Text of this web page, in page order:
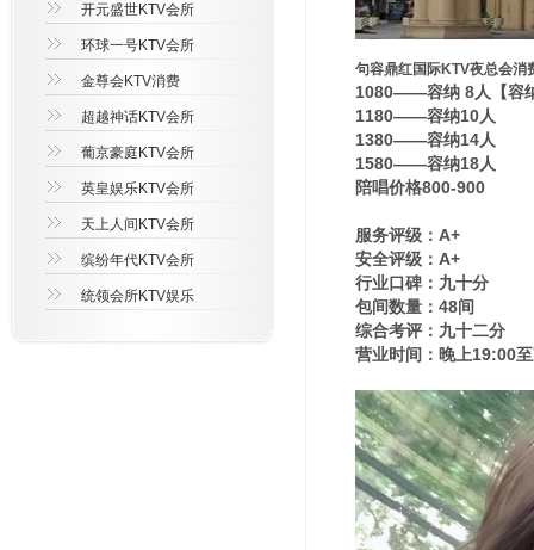
开元盛世KTV会所
环球一号KTV会所
金尊会KTV消费
超越神话KTV会所
葡京豪庭KTV会所
英皇娱乐KTV会所
天上人间KTV会所
缤纷年代KTV会所
统领会所KTV娱乐
句容鼎红国际KTV夜总会消
1080——容纳 8人【容
1180——容纳10人
1380——容纳14人
1580——容纳18人
陪唱价格800-900
服务评级：A+
安全评级：A+
行业口碑：九十分
包间数量：48间
综合考评：九十二分
营业时间：晚上19:00